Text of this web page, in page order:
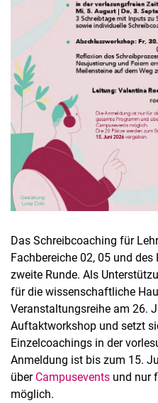
Das Schreibcoaching für
Fachbereiche 02, 05 und
zweite Runde. Als
für die wissenschaftliche
Veranstaltungsreihe am 26.
Auftaktworkshop und setzt
Einzelcoachings in der
Anmeldung ist bis zum 15.
über Campusevents und nur
möglich.